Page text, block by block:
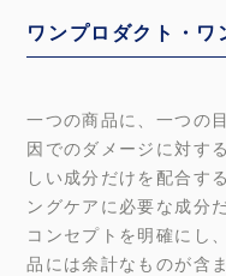
ワンプロダクト・ワ
一つの商品に、一つの
因でのダメージに対す
しい成分だけを配合す
ングケアに必要な成分
コンセプトを明確にし
品には余計なものが含